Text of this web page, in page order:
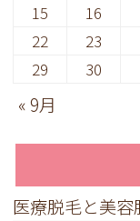
« 9月
15
16
22
23
29
30